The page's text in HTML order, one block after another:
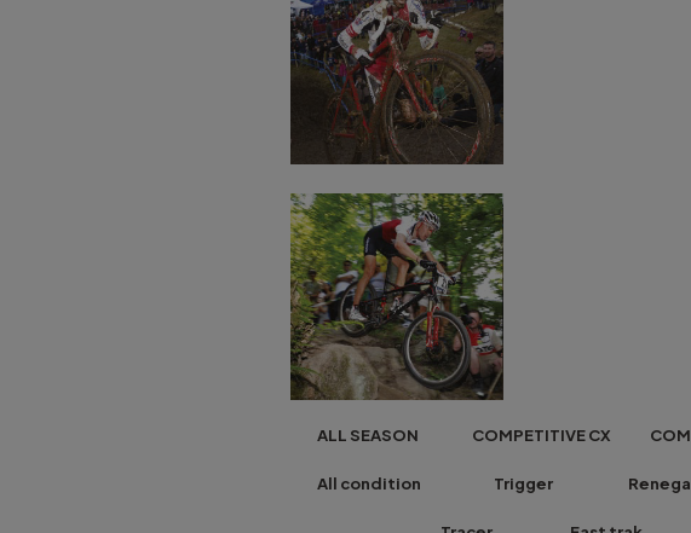
ALL SEASON COMPETITIVE CX
All condition Trigger